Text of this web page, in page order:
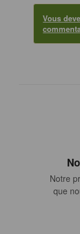
Vous
Notre
que